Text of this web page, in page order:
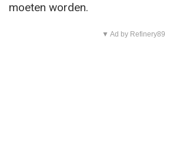
moeten worden.
▼ Ad by Refinery89